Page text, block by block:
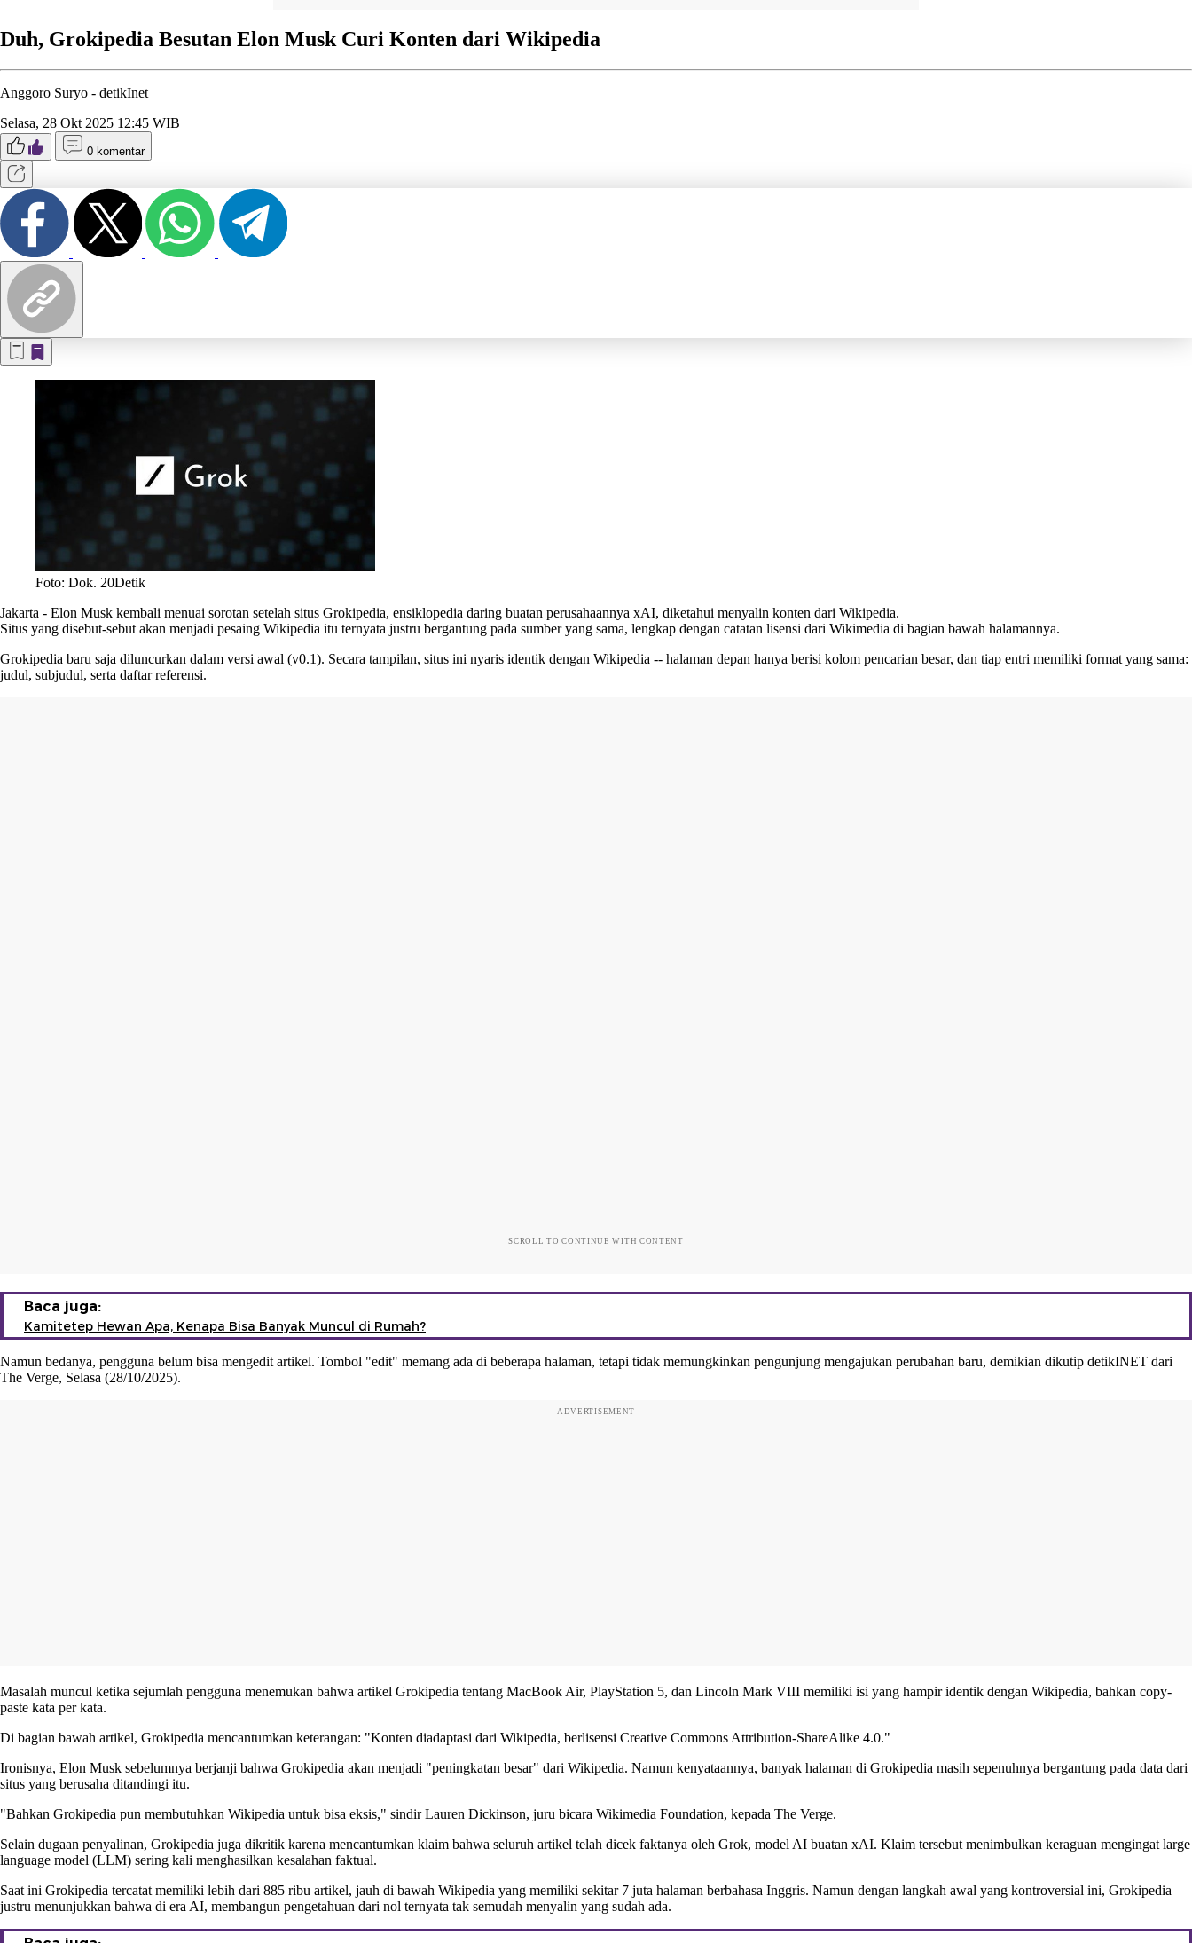
Duh, Grokipedia Besutan Elon Musk Curi Konten dari Wikipedia
Anggoro Suryo - detikInet
Selasa, 28 Okt 2025 12:45 WIB
0 komentar
Foto: Dok. 20Detik
Jakarta - Elon Musk kembali menuai sorotan setelah situs Grokipedia, ensiklopedia daring buatan perusahaannya xAI, diketahui menyalin konten dari Wikipedia.
Situs yang disebut-sebut akan menjadi pesaing Wikipedia itu ternyata justru bergantung pada sumber yang sama, lengkap dengan catatan lisensi dari Wikimedia di bagian bawah halamannya.
Grokipedia baru saja diluncurkan dalam versi awal (v0.1). Secara tampilan, situs ini nyaris identik dengan Wikipedia -- halaman depan hanya berisi kolom pencarian besar, dan tiap entri memiliki format yang sama:
judul, subjudul, serta daftar referensi.
SCROLL TO CONTINUE WITH CONTENT
Baca juga:
Kamitetep Hewan Apa, Kenapa Bisa Banyak Muncul di Rumah?
Namun bedanya, pengguna belum bisa mengedit artikel. Tombol "edit" memang ada di beberapa halaman, tetapi tidak memungkinkan pengunjung mengajukan perubahan baru, demikian dikutip detikINET dari
The Verge, Selasa (28/10/2025).
ADVERTISEMENT
Masalah muncul ketika sejumlah pengguna menemukan bahwa artikel Grokipedia tentang MacBook Air, PlayStation 5, dan Lincoln Mark VIII memiliki isi yang hampir identik dengan Wikipedia, bahkan copy-
paste kata per kata.
Di bagian bawah artikel, Grokipedia mencantumkan keterangan: "Konten diadaptasi dari Wikipedia, berlisensi Creative Commons Attribution-ShareAlike 4.0."
Ironisnya, Elon Musk sebelumnya berjanji bahwa Grokipedia akan menjadi "peningkatan besar" dari Wikipedia. Namun kenyataannya, banyak halaman di Grokipedia masih sepenuhnya bergantung pada data dari
situs yang berusaha ditandingi itu.
"Bahkan Grokipedia pun membutuhkan Wikipedia untuk bisa eksis," sindir Lauren Dickinson, juru bicara Wikimedia Foundation, kepada The Verge.
Selain dugaan penyalinan, Grokipedia juga dikritik karena mencantumkan klaim bahwa seluruh artikel telah dicek faktanya oleh Grok, model AI buatan xAI. Klaim tersebut menimbulkan keraguan mengingat large
language model (LLM) sering kali menghasilkan kesalahan faktual.
Saat ini Grokipedia tercatat memiliki lebih dari 885 ribu artikel, jauh di bawah Wikipedia yang memiliki sekitar 7 juta halaman berbahasa Inggris. Namun dengan langkah awal yang kontroversial ini, Grokipedia
justru menunjukkan bahwa di era AI, membangun pengetahuan dari nol ternyata tak semudah menyalin yang sudah ada.